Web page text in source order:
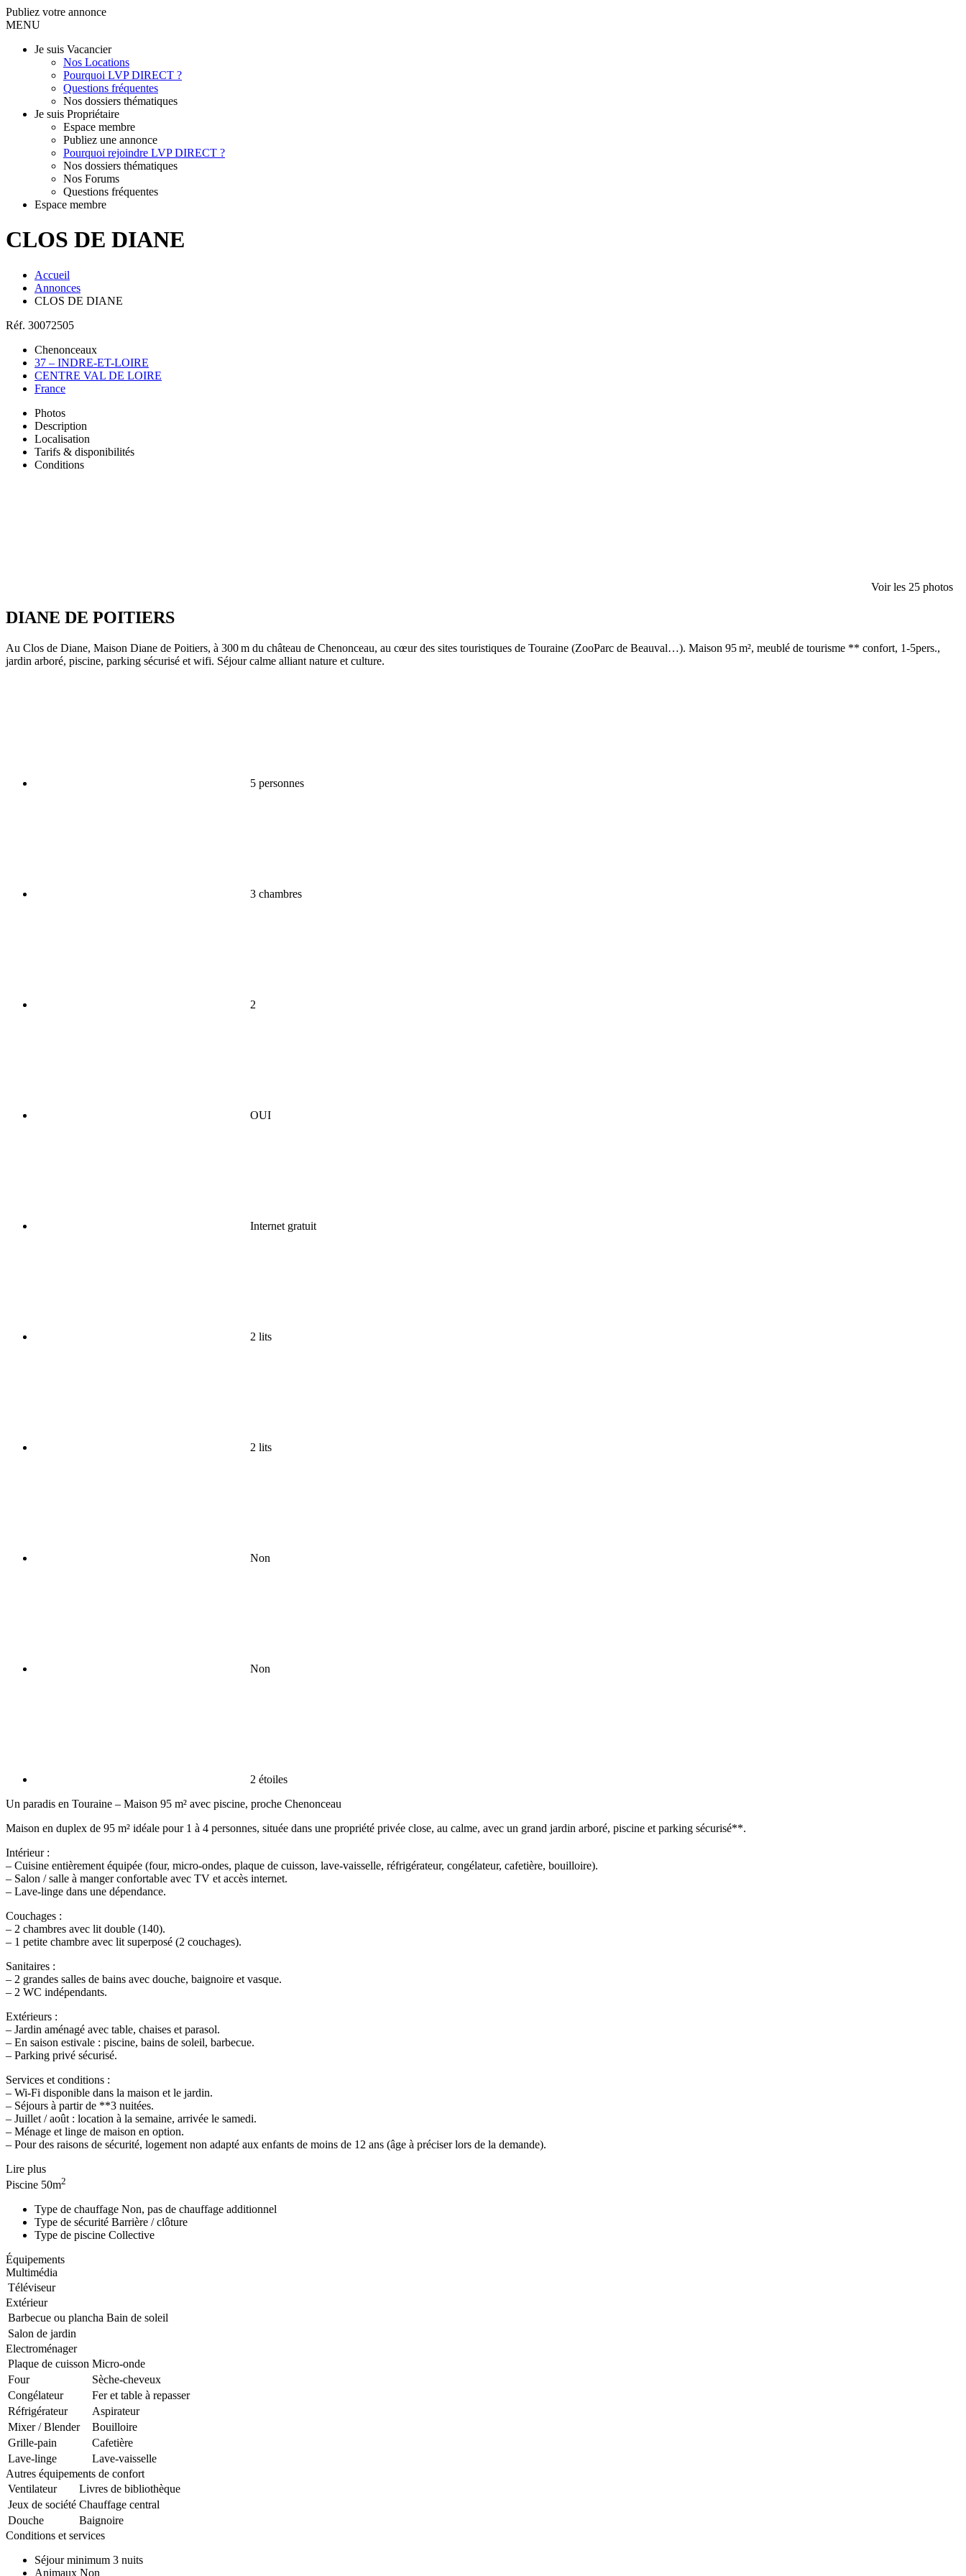
Publiez votre annonce
MENU
Je suis Vacancier
Nos Locations
Pourquoi LVP DIRECT ?
Questions fréquentes
Nos dossiers thématiques
Je suis Propriétaire
Espace membre
Publiez une annonce
Pourquoi rejoindre LVP DIRECT ?
Nos dossiers thématiques
Nos Forums
Questions fréquentes
Espace membre
CLOS DE DIANE
Accueil
Annonces
CLOS DE DIANE
Réf. 30072505
Chenonceaux
37 – INDRE-ET-LOIRE
CENTRE VAL DE LOIRE
France
Photos
Description
Localisation
Tarifs & disponibilités
Conditions
Voir les 25 photos
DIANE DE POITIERS
Au Clos de Diane, Maison Diane de Poitiers, à 300 m du château de Chenonceau, au cœur des sites touristiques de Touraine (ZooParc de Beauval…). Maison 95 m², meublé de tourisme ** confort, 1‑5pers.,
jardin arboré, piscine, parking sécurisé et wifi. Séjour calme alliant nature et culture.
5 personnes
3 chambres
2
OUI
Internet gratuit
2 lits
2 lits
Non
Non
2 étoiles
Un paradis en Touraine – Maison 95 m² avec piscine, proche Chenonceau
Maison en duplex de 95 m² idéale pour 1 à 4 personnes, située dans une propriété privée close, au calme, avec un grand jardin arboré, piscine et parking sécurisé**.
Intérieur :
– Cuisine entièrement équipée (four, micro-ondes, plaque de cuisson, lave-vaisselle, réfrigérateur, congélateur, cafetière, bouilloire).
– Salon / salle à manger confortable avec TV et accès internet.
– Lave-linge dans une dépendance.
Couchages :
– 2 chambres avec lit double (140).
– 1 petite chambre avec lit superposé (2 couchages).
Sanitaires :
– 2 grandes salles de bains avec douche, baignoire et vasque.
– 2 WC indépendants.
Extérieurs :
– Jardin aménagé avec table, chaises et parasol.
– En saison estivale : piscine, bains de soleil, barbecue.
– Parking privé sécurisé.
Services et conditions :
– Wi-Fi disponible dans la maison et le jardin.
– Séjours à partir de **3 nuitées.
– Juillet / août : location à la semaine, arrivée le samedi.
– Ménage et linge de maison en option.
– Pour des raisons de sécurité, logement non adapté aux enfants de moins de 12 ans (âge à préciser lors de la demande).
Lire plus
Piscine 50m2
Type de chauffage Non, pas de chauffage additionnel
Type de sécurité Barrière / clôture
Type de piscine Collective
Équipements
Multimédia
Téléviseur
Extérieur
Barbecue ou plancha Bain de soleil
Salon de jardin
Electroménager
Plaque de cuisson Micro-onde
Four
Sèche-cheveux
Congélateur
Fer et table à repasser
Réfrigérateur
Aspirateur
Mixer / Blender
Bouilloire
Grille-pain
Cafetière
Lave-linge
Lave-vaisselle
Autres équipements de confort
Ventilateur
Livres de bibliothèque
Jeux de société Chauffage central
Douche
Baignoire
Conditions et services
Séjour minimum 3 nuits
Animaux Non